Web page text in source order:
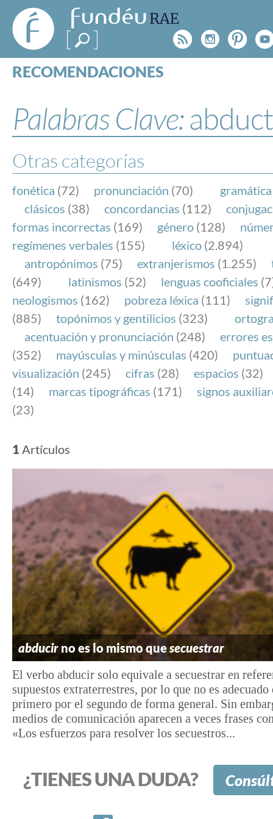
FundéuRAE
- Fundación
del Español
Urgente
Rss
RECOMENDACIONES
ESPECIALES
BLOG
NOTICIAS
SOBRE LA FUNDÉURAE
FundéuRAE es una fundación patrocinada por la
y la Real Academia Española, cuyo objetivo es
el buen uso del español en los medios de
Internet.
Palabras Clave:abduct
Otras categorías
fonética (72) pronunciación (70) gramática
clásicos (38) concordancias (112)
formas incorrectas (169) género (128)
regímenes verbales (155) léxico (2.894)
antropónimos (75) extranjerismos (1.255)
(649)
latinismos (52) lenguas cooficiales
neologismos (162) pobreza léxica (111)
(885)
topónimos y gentilicios (323)
acentuación y pronunciación (248)
errores
(352)
mayúsculas y minúsculas (420)
visualización (245) cifras (28) espacios (32)
(14)
marcas tipográficas (171)
signos
(23)
1 Artículos
abducirno es lo mismo quesecuestrar
El verbo abducir solo equivale a secuestrar en
supuestos extraterrestres, por lo que no es
primero por el segundo de forma general. Sin
medios de comunicación aparecen a veces frases
«Los esfuerzos para resolver los secuestros...
¿TIENES UNA DUDA?